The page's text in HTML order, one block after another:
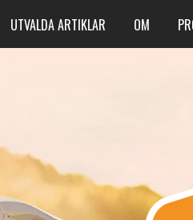
UTVALDA ARTIKLAR OM